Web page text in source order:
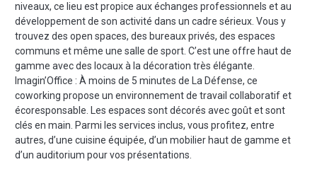
niveaux, ce lieu est propice aux échanges professionnels et au
développement de son activité dans un cadre sérieux. Vous y
trouvez des open spaces, des bureaux privés, des espaces
communs et même une salle de sport. C’est une offre haut de
gamme avec des locaux à la décoration très élégante.
Imagin’Office : À moins de 5 minutes de La Défense, ce
coworking propose un environnement de travail collaboratif et
écoresponsable. Les espaces sont décorés avec goût et sont
clés en main. Parmi les services inclus, vous profitez, entre
autres, d’une cuisine équipée, d’un mobilier haut de gamme et
d’un auditorium pour vos présentations.